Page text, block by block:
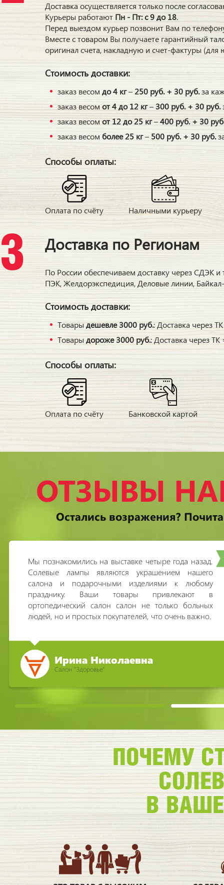
Доставка осуществляется только после
Курьеры работают Пн - Пт: с 9 до 18.
Перед выездом курьер позвонит Вам по
Вместе с товаром Вы получаете гарантийный
оригинал счета, накладную и счет-фактуры (для
Стоимость доставки:
заказ весом до 4 кг–250 руб. + 30 руб.за
заказ весомот 4 до 12 кг–300 руб. + 30 руб.
заказ весомот 12 до 25 кг–400 руб. + 30
заказ весом более 25 кг– 500 руб. + 30 руб.
Способы оплаты:
Оплата по счёту Наличными курьеру
Доставка по Регионам
По России обеспечиваем доставку через СДЭК
ПЭК, Желдорэкспедиция, Деловые линии,
Стоимость доставки:
Товары дешевле 3000 руб.: Доставка через
Товарыдороже 3000 руб.: Доставка через
Способы оплаты:
Оплата по счёту Банковской картой
ОТЗЫВЫ
Остались возражения?
Мы познакомились на выставке четыре года назад.
Солевые лампы являются украшением нашего
салона и подарочными изделиями к любому
празднику. Ваши товары привлекают в
ортопедический салон салон не только больных
людей, но и простых покупателей, что очень важно.
Ирина Николаевна
Салон "Здоровье"
ПОЧЕМУ
В